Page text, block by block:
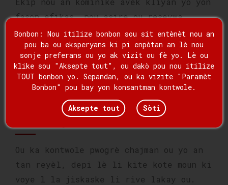
fason efikas, pou asire ou resevwa
enfòmasyon alè ak solisyon klè. Nou bay
priyorite a tan, pou nou vize idantifye
ak adrese rapidman nenpòt pwoblèm
potansyèl pou nou kenbe kontinwite ak
efikasite sèvis nou an.
Suivi Fyab
Ou ka kontwole pwogrè chajman ou yo an
tan reyèl, depi lè li kite kote moun ki
voye l la jiskaske li rive lakay ou.
Bonbon: Nou itilize bonbon sou sit entènèt nou an
pou ba ou eksperyans ki pi enpòtan an lè nou
sonje preferans ou yo ak vizit ou fè yo. Lè ou
klike sou "Aksepte tout", ou dakò pou nou itilize
TOUT bonbon yo. Sepandan, ou ka vizite "Paramèt
Bonbon" pou bay yon konsantman kontwole.
Aksepte tout Sòti